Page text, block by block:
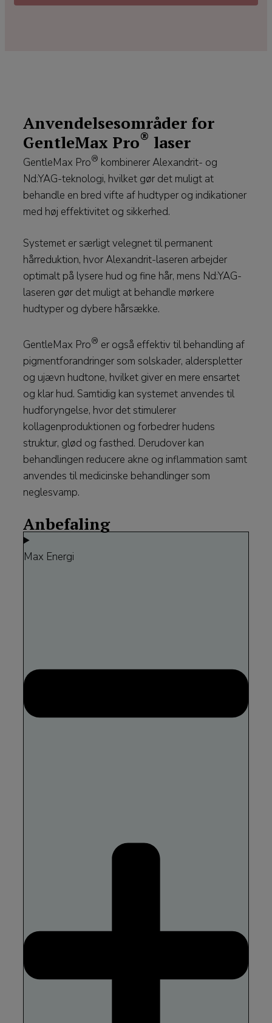
Anvendelsesområder for
GentleMax Pro® laser
GentleMax Pro® kombinerer Alexandrit- og
Nd:YAG-teknologi, hvilket gør det muligt at
behandle en bred vifte af hudtyper og indikationer
med høj effektivitet og sikkerhed.
Systemet er særligt velegnet til permanent
hårreduktion, hvor Alexandrit-laseren arbejder
optimalt på lysere hud og fine hår, mens Nd:YAG-
laseren gør det muligt at behandle mørkere
hudtyper og dybere hårsække.
GentleMax Pro® er også effektiv til behandling af
pigmentforandringer som solskader, alderspletter
og ujævn hudtone, hvilket giver en mere ensartet
og klar hud. Samtidig kan systemet anvendes til
hudforyngelse, hvor det stimulerer
kollagenproduktionen og forbedrer hudens
struktur, glød og fasthed. Derudover kan
behandlingen reducere akne og inflammation samt
anvendes til medicinske behandlinger som
neglesvamp.
Anbefaling
Max Energi